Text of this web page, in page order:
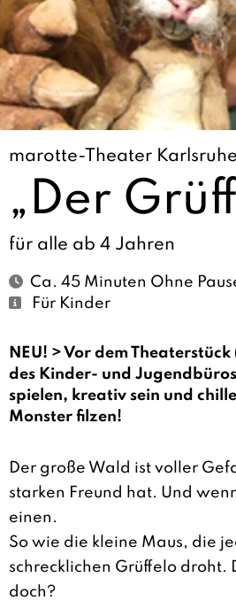
marotte-Theater Karlsruhe
„Der
für alle ab 4 Jahren
Ca. 45 Minuten Ohne
Für Kinder
NEU! > Vor dem
des Kinder- und
spielen, kreativ sein und
Monster filzen!
Der große Wald ist voller
starken Freund hat. Und
einen.
So wie die kleine Maus, die
schrecklichen Grüffelo droht.
doch?